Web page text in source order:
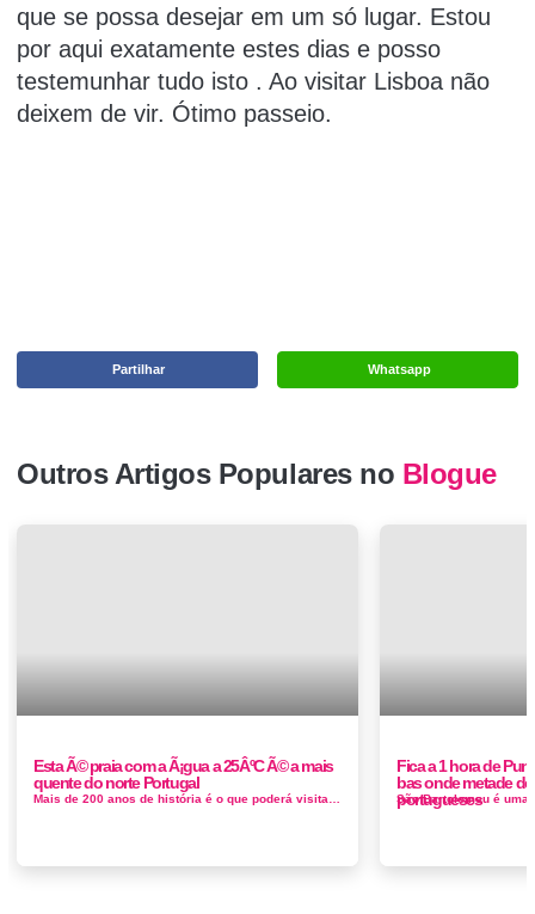
que se possa desejar em um só lugar. Estou
por aqui exatamente estes dias e posso
testemunhar tudo isto . Ao visitar Lisboa não
deixem de vir. Ótimo passeio.
Whatsapp
Partilhar
Outros Artigos Populares no Blogue
Esta Ã© praia com a Ã¡gua a 25ÂºC Ã© a mais
quente do norte Portugal
Fica a 1 hora de
bas onde metade
portugueses